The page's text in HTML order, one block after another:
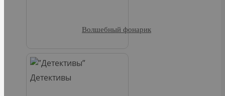
Детективы
Волшебный фонарик